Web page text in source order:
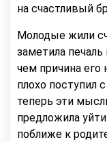
на счастливый
Молодые жили
заметила
чем причина его
плохо поступил
теперь эти
предложила
поближе к